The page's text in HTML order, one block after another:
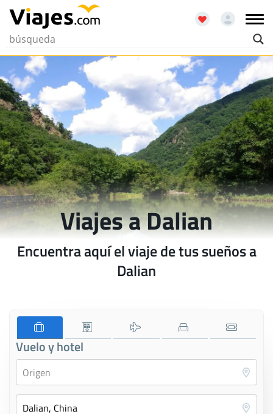
Viajes a Dalian
Encuentra aquí el viaje de tus sueños a
Dalian
Vuelo y hotel